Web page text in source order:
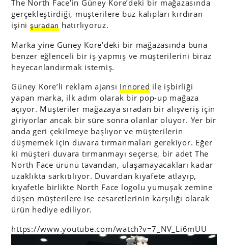
The North Face’in Güney Kore’deki bir mağazasında
gerçekleştirdiği, müşterilere buz kalıpları kırdıran
işini şuradan hatırlıyoruz.
Marka yine Güney Kore’deki bir mağazasında buna
benzer eğlenceli bir iş yapmış ve müşterilerini biraz
heyecanlandırmak istemiş.
Güney Kore’li reklam ajansı Innored ile işbirliği
yapan marka, ilk adım olarak bir pop-up mağaza
açıyor. Müşteriler mağazaya sıradan bir alışveriş için
giriyorlar ancak bir süre sonra olanlar oluyor. Yer bir
anda geri çekilmeye başlıyor ve müşterilerin
düşmemek için duvara tırmanmaları gerekiyor. Eğer
ki müşteri duvara tırmanmayı seçerse, bir adet The
North Face ürünü tavandan, ulaşamayacakları kadar
uzaklıkta sarkıtılıyor. Duvardan kıyafete atlayıp,
kıyafetle birlikte North Face logolu yumuşak zemine
düşen müşterilere ise cesaretlerinin karşılığı olarak
ürün hediye ediliyor.
https://www.youtube.com/watch?v=7_NV_Li6mUU